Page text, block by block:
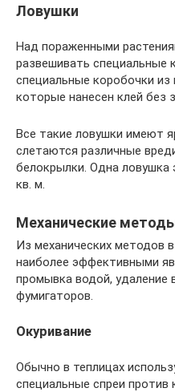
Ловушки
Над пораженными
развешивать специальные
специальные коробочки из
которые нанесен клей без
Все такие ловушки имеют
слетаются различные
белокрылки. Одна
кв. м.
Механические
Из механических методов
наиболее эффективными
промывка водой, удаление
фумигаторов.
Окуривание
Обычно в теплицах
специальные спреи